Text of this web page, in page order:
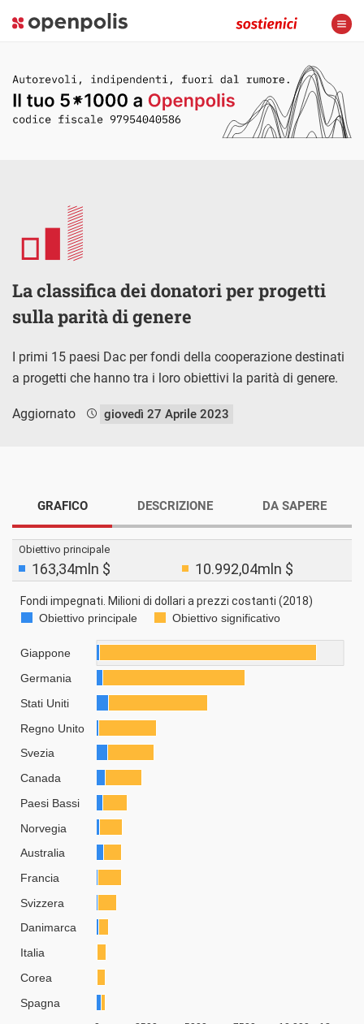
La classifica dei donatori per progetti
sulla parità di genere
I primi 15 paesi Dac per fondi della cooperazione destinati
a progetti che hanno tra i loro obiettivi la parità di genere.
Aggiornato giovedì 27 Aprile 2023
GRAFICO DESCRIZIONE DA SAPERE